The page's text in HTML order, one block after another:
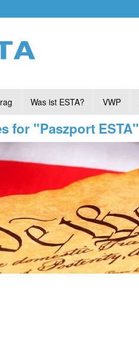
Was ist ESTA? VWP
for "Paszport ESTA"